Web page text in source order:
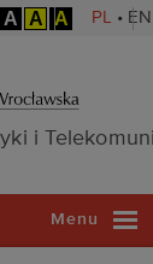
A A A PL • EN
i
Menu